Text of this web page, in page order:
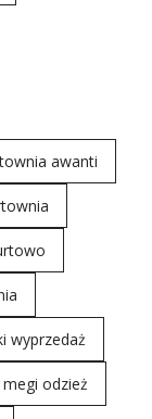
awanti
wyprzedaż
megi odzież